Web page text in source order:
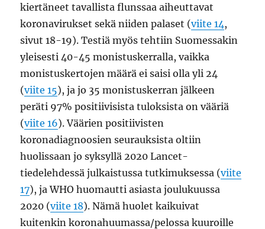
kiertäneet tavallista flunssaa aiheuttavat
koronavirukset sekä niiden palaset (viite 14 ,
sivut 18-19). Testiä myös tehtiin Suomessakin
yleisesti 40-45 monistuskerralla, vaikka
monistuskertojen määrä ei saisi olla yli 24
(viite 15), ja jo 35 monistuskerran jälkeen
peräti 97% positiivisista tuloksista on vääriä
(viite 16). Väärien positiivisten
koronadiagnoosien seurauksista oltiin
huolissaan jo syksyllä 2020 Lancet-
tiedelehdessä julkaistussa tutkimuksessa (viite
17), ja WHO huomautti asiasta joulukuussa
2020 (viite 18). Nämä huolet kaikuivat
kuitenkin koronahuumassa/pelossa kuuroille